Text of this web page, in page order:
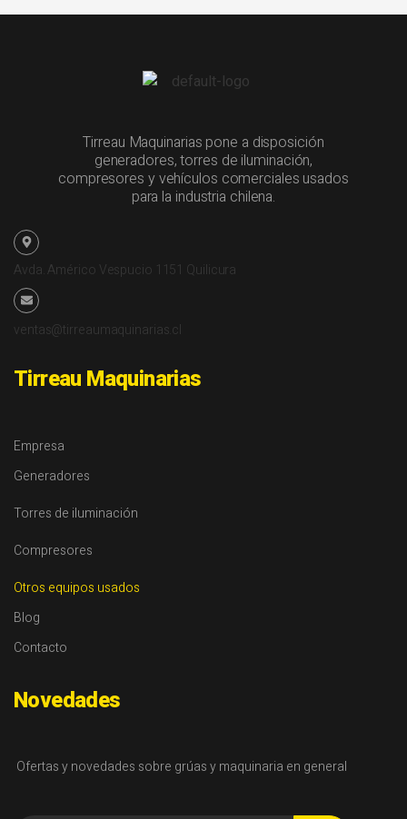
Tirreau Maquinarias pone a disposición
generadores, torres de iluminación,
compresores y vehículos comerciales usados
para la industria chilena.
Avda. Américo Vespucio 1151 Quilicura
ventas@tirreaumaquinarias.cl
Tirreau Maquinarias
Empresa
Generadores
Torres de iluminación
Compresores
Otros equipos usados
Blog
Contacto
Novedades
Ofertas y novedades sobre grúas y maquinaria en general